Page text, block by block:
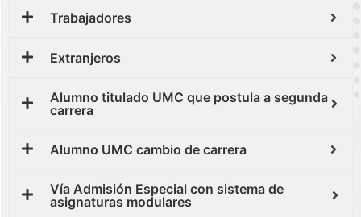
Trabajadores
Extranjeros
Alumno titulado UMC que postula a segunda
carrera
Alumno UMC cambio de carrera
Vía Admisión Especial con sistema de
asignaturas modulares